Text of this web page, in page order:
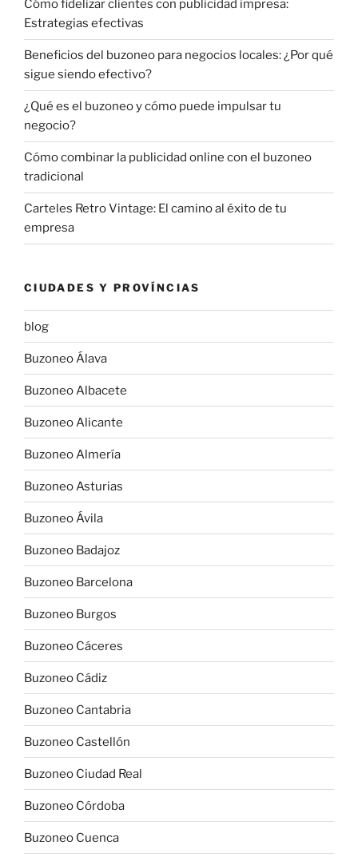
Cómo fidelizar clientes con publicidad impresa:
Estrategias efectivas
Beneficios del buzoneo para negocios locales: ¿Por qué
sigue siendo efectivo?
¿Qué es el buzoneo y cómo puede impulsar tu
negocio?
Cómo combinar la publicidad online con el buzoneo
tradicional
Carteles Retro Vintage: El camino al éxito de tu
empresa
CIUDADES Y PROVÍNCIAS
blog
Buzoneo Álava
Buzoneo Albacete
Buzoneo Alicante
Buzoneo Almería
Buzoneo Asturias
Buzoneo Ávila
Buzoneo Badajoz
Buzoneo Barcelona
Buzoneo Burgos
Buzoneo Cáceres
Buzoneo Cádiz
Buzoneo Cantabria
Buzoneo Castellón
Buzoneo Ciudad Real
Buzoneo Córdoba
Buzoneo Cuenca